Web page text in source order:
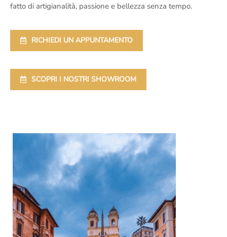
fatto di artigianalità, passione e bellezza senza tempo.
RICHIEDI UN APPUNTAMENTO
SCOPRI I NOSTRI SHOWROOM